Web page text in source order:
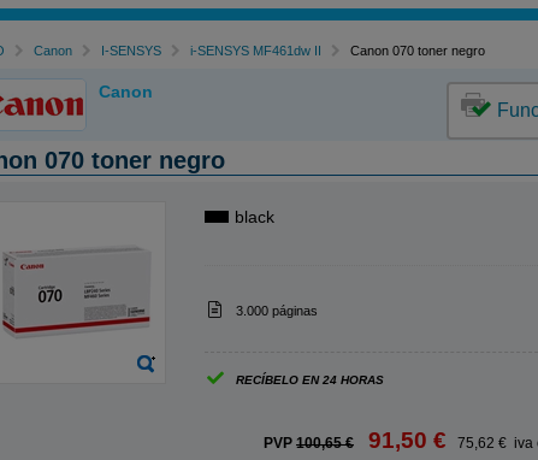
Canon I-SENSYS i-SENSYS MF461dw II Canon 070 toner negro
Canon
070 toner negro
black
3.000 páginas
RECÍBELO EN 24 HORAS
PVP 100,65 € 91,50 € 75,62 € iva